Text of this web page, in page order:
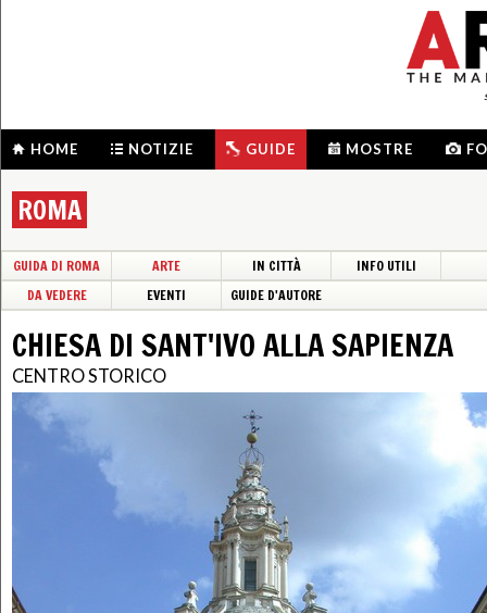
HOME NOTIZIE GUIDE MOSTRE
ROMA
GUIDA DI ROMA ARTE IN CITTÀ
INFO UTILI
DA VEDERE
EVENTI GUIDE D'AUTORE
CHIESA DI SANT'IVO ALLA SAPIENZA
CENTRO STORICO